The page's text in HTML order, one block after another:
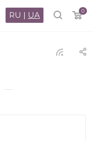
0
RU | UA
—